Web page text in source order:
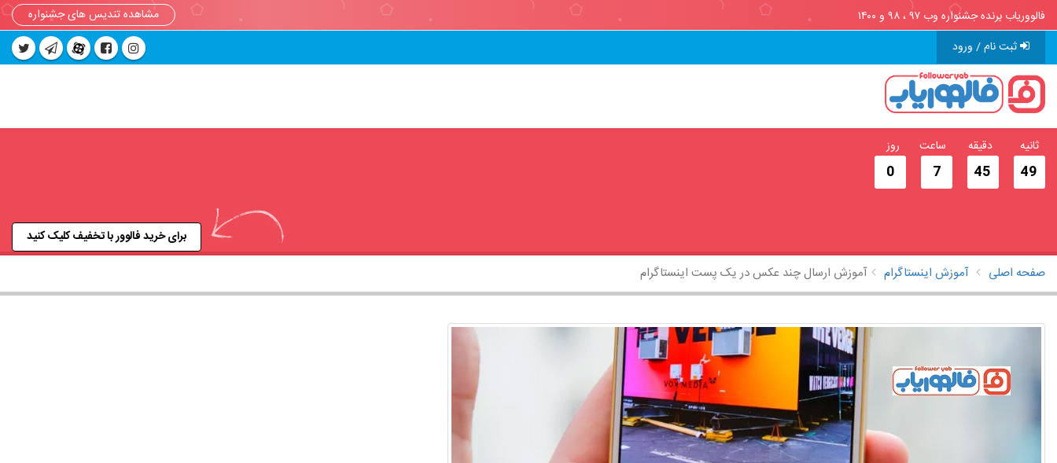
فالووریاب برنده جشنواره وب ۹۷ ، ۹۸ و ۱۴۰۰
مشاهده تندیس های جشنواره
ثبت نام / ورود
48
ثانیه
45
دقیقه
7
ساعت
0
روز
برای خرید فالوور با تخفیف کلیک کنید
صفحه اصلی آموزش اینستاگرام آموزش ارسال چند عکس در یک پست اینستاگرام